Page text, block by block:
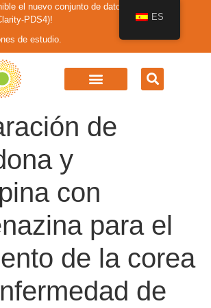
el nuevo conjunto de datos periódicos
PDS4)!
de estudio.
de
y
con
para el
de la corea
de
ES